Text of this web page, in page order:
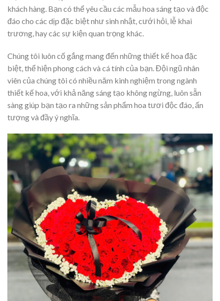
khách hàng. Bạn có thể yêu cầu các mẫu hoa sáng tạo và độc
đáo cho các dịp đặc biệt như sinh nhật, cưới hỏi, lễ khai
trương, hay các sự kiện quan trọng khác.
Chúng tôi luôn cố gắng mang đến những thiết kế hoa đặc
biệt, thể hiện phong cách và cá tính của bạn. Đội ngũ nhân
viên của chúng tôi có nhiều năm kinh nghiệm trong ngành
thiết kế hoa, với khả năng sáng tạo không ngừng, luôn sẵn
sàng giúp bạn tạo ra những sản phẩm hoa tươi độc đáo, ấn
tượng và đầy ý nghĩa.